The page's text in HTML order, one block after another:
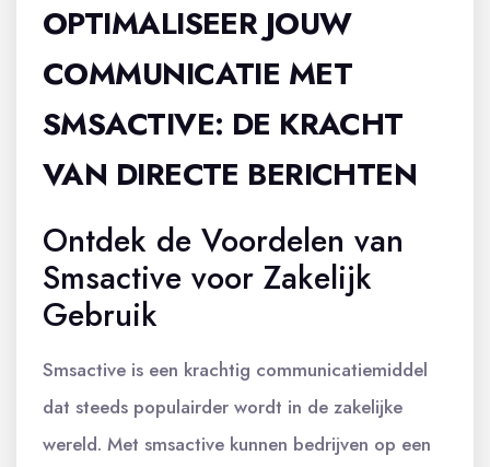
OPTIMALISEER JOUW
COMMUNICATIE MET
SMSACTIVE: DE KRACHT
VAN DIRECTE BERICHTEN
Ontdek de Voordelen van
Smsactive voor Zakelijk
Gebruik
Smsactive is een krachtig communicatiemiddel
dat steeds populairder wordt in de zakelijke
wereld. Met smsactive kunnen bedrijven op een